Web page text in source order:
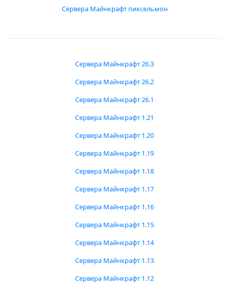
Сервера Майнкрафт пиксельмон
Сервера Майнкрафт 26.3
Сервера Майнкрафт 26.2
Сервера Майнкрафт 26.1
Сервера Майнкрафт 1.21
Сервера Майнкрафт 1.20
Сервера Майнкрафт 1.19
Сервера Майнкрафт 1.18
Сервера Майнкрафт 1.17
Сервера Майнкрафт 1.16
Сервера Майнкрафт 1.15
Сервера Майнкрафт 1.14
Сервера Майнкрафт 1.13
Сервера Майнкрафт 1.12